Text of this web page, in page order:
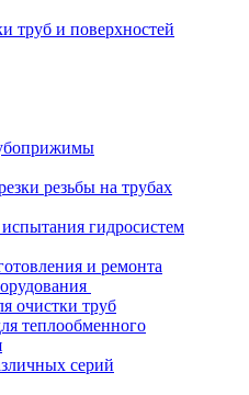
труб и поверхностей
резьбы на трубах
гидросистем
и ремонта
очистки труб
теплообменного
серий